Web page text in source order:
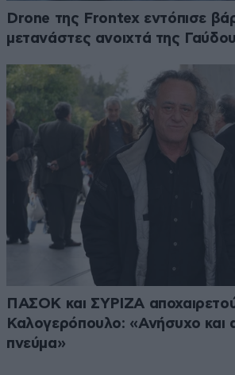
Drone της Frontex εντόπισε
μετανάστες ανοιχτά της Γαύδου
ΠΑΣΟΚ και ΣΥΡΙΖΑ
Καλογερόπουλο: «Ανήσυχο και
πνεύμα»